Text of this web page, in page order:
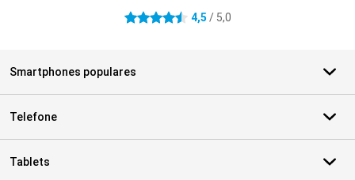
4.5 estrelas 4,5 / 5,0
Smartphones populares
Telefone
Tablets